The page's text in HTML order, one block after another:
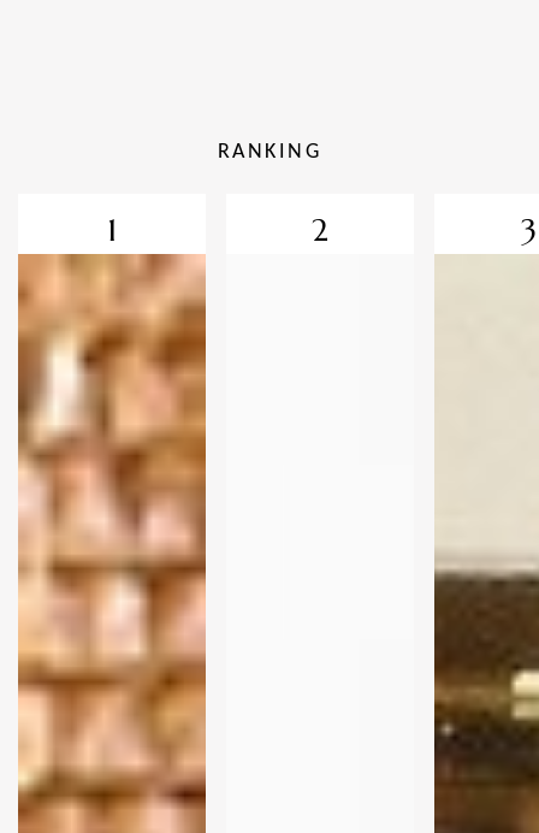
RANKING
1 2 3